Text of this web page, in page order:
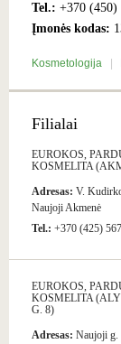
Tel.: +370 (450)
Įmonės kodas:
Kosmetologija
Filialai
EUROKOS,
KOSMELITA
Adresas: V.
Naujoji Akmenė
Tel.: +370 (425)
EUROKOS,
KOSMELITA
G. 8)
Adresas: Naujoji g.